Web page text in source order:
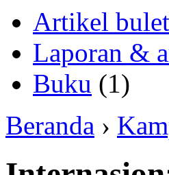
Artikel
Laporan &
Buku (1)
Beranda ›